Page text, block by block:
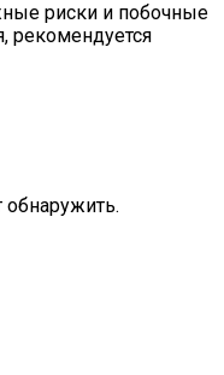
риски и побочные
рекомендуется
обнаружить.